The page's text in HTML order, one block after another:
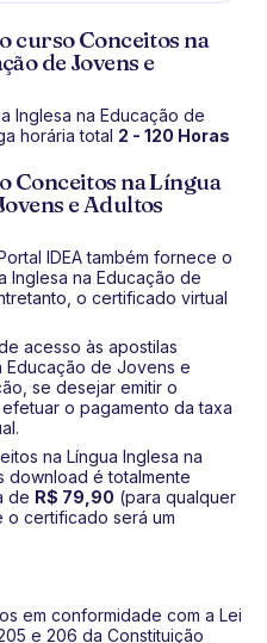
curso Conceitos na
de Jovens e
Inglesa na Educação de
horária total 2 - 120 Horas
Conceitos na Língua
e Adultos
IDEA também fornece o
Inglesa na Educação de
o certificado virtual
acesso às apostilas
Educação de Jovens e
se desejar emitir o
o pagamento da taxa
na Língua Inglesa na
download é totalmente
de R$ 79,90 (para qualquer
o certificado será um
em conformidade com a Lei
e 206 da Constituição